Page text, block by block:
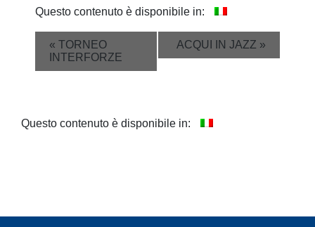
Questo contenuto è disponibile in:
Event
Navigation
« TORNEO
INTERFORZE
ACQUI IN JAZZ »
Questo contenuto è disponibile in: